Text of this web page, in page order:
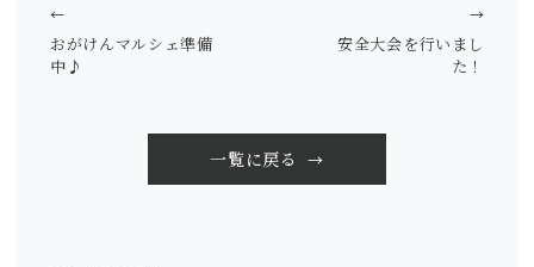
おがけんマルシェ準備
中♪
←
一覧に戻る
安全大会を行いまし
た！
→